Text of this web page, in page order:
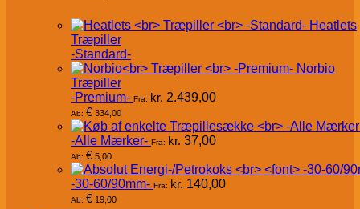
Heatlets
Træpiller
-Standard-
Norbio
Træpiller
-Premium- Fra: kr. 2.439,00
Ab: € 334,00
-Alle Mærker- Fra: kr. 37,00
Ab: € 5,00
-30-60/90mm- Fra: kr. 140,00
Ab: € 19,00